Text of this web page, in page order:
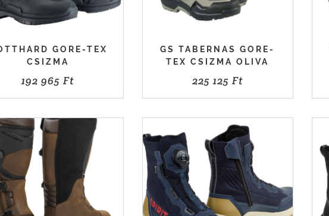
GORE-TEX
CSIZMA
192 965Ft
GS TABERNAS GORE-
TEX CSIZMA OLIVA
225 125 Ft